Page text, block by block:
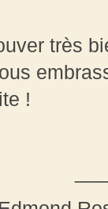
très
!